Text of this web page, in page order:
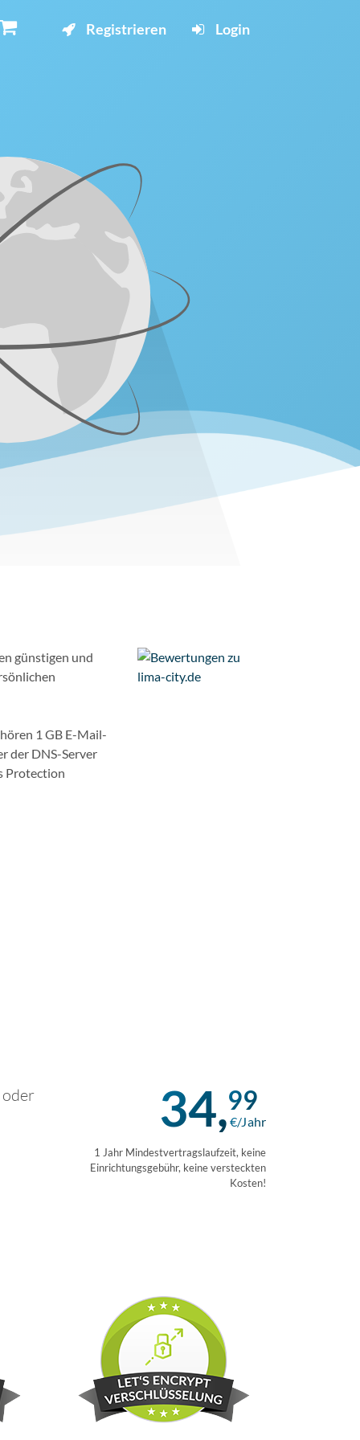
Registrieren Login
günstigen und
1 GB E-Mail-
der DNS-Server
Protection
34,99
€/Jahr
1 Jahr Mindestvertragslaufzeit, keine
Einrichtungsgebühr, keine versteckten
Kosten!